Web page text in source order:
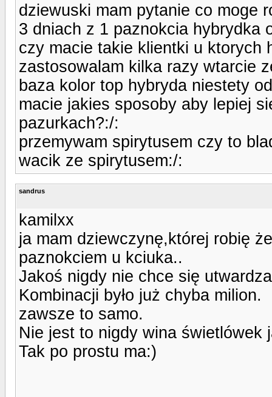
dziewuski mam pytanie co moge
3 dniach z 1 paznokcia hybrydka
czy macie takie klientki u ktorych
zastosowalam kilka razy wtarcie
baza kolor top hybryda niestety
macie jakies sposoby aby lepiej
pazurkach?:/:
przemywam spirytusem czy to
wacik ze spirytusem:/:
sandrus
kamilxx
ja mam dziewczynę,której robię
paznokciem u kciuka..
Jakoś nigdy nie chce się
Kombinacji było już chyba milion.
zawsze to samo.
Nie jest to nigdy wina świetlówek
Tak po prostu ma:)